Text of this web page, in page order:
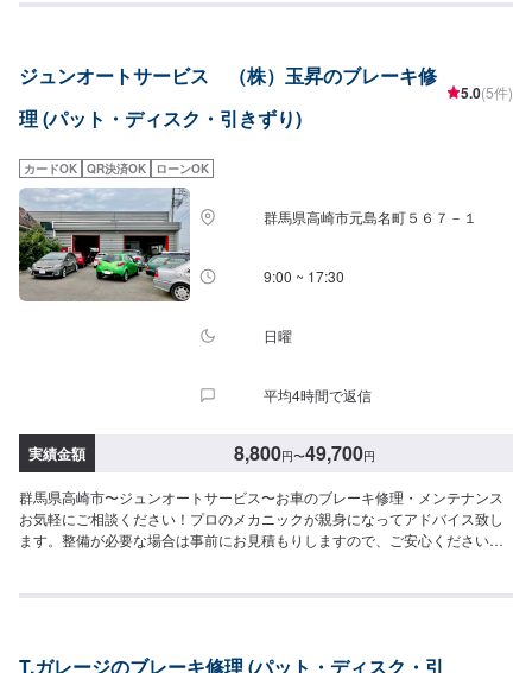
案！>★安く済ませたい…★時間があまり取れない…★車が動かなくなってし
次第納車-----納期について-----納期は通常2日～3日程度で納車となります。
(要相談)納期は前後する場合がございます。予めご了承ください。-----代車に
ついて-----無料の代車をご用意しています。お車の作業中は代車をご利用くだ
注意、受付方法-----入庫の際はお気をつけてお越しください。駐車スペースは
事務所前の空いているスペースに駐車してください。受付はスタッフへ「メ
ンテモで予約しました」とお伝えください。ご案内いたします。【定休日・
営業時間】定休日：月曜日営業時間：9:00~19:00※日曜日のみ9:00~18:00
ジュンオートサービス （株）玉昇のブレーキ修
理 (パット・ディスク・引きずり)
5.0(5件)
カードOK QR決済OK ローンOK
群馬県高崎市元島名町５６７－１
9:00 ~ 17:30
日曜
平均4時間で返信
実績金額 8,800円〜49,700円
群馬県高崎市〜ジュンオートサービス〜お車のブレーキ修理・メンテナンス
お気軽にご相談ください！プロのメカニックが親身になってアドバイス致し
ます。整備が必要な場合は事前にお見積もりしますので、ご安心ください。
お客様に応じた提案！✅コンピュータ診断機完備！【1】オファーにてお問い
越しください。駐車スペースは事務所前の空いているスペースに駐車してく
T.ガレージのブレーキ修理 (パット・ディスク・引